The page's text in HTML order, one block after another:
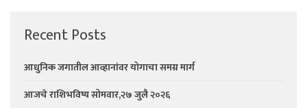
Recent Posts
आधुनिक जगातील आव्हानांवर योगाचा समग्र मार्ग
आजचे राशिभविष्य सोमवार,२७ जुलै २०२६